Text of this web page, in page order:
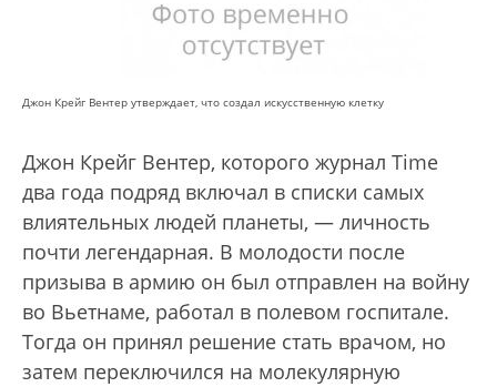
Джон Крейг Вентер утверждает, что создал искусственную клетку
Джон Крейг Вентер, которого журнал Time
два года подряд включал в списки самых
влиятельных людей планеты, — личность
почти легендарная. В молодости после
призыва в армию он был отправлен на войну
во Вьетнаме, работал в полевом госпитале.
Тогда он принял решение стать врачом, но
затем переключился на молекулярную